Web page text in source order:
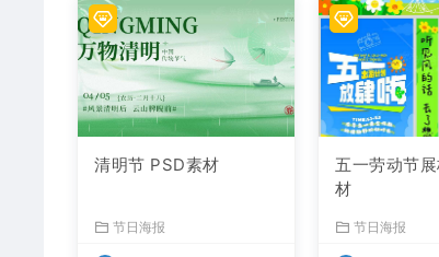
清明节 PSD素材
节日海报
五一劳动节
材
节日海报